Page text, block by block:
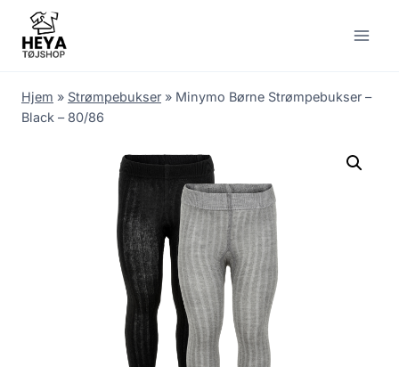
content
Hjem » Strømpebukser » Minymo Børne Strømpebukser –
Black – 80/86